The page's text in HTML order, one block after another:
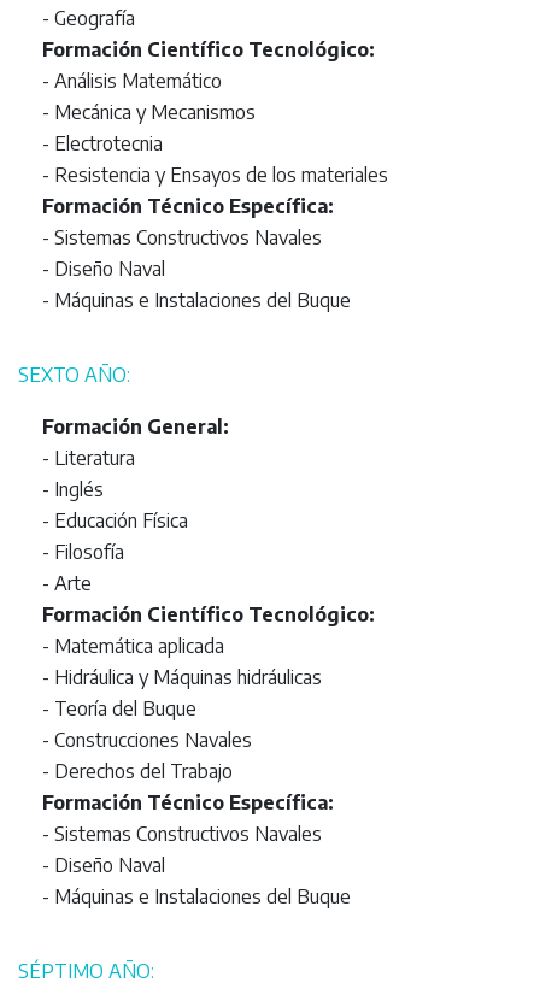
- Geografía
Formación Científico Tecnológico:
- Análisis Matemático
- Mecánica y Mecanismos
- Electrotecnia
- Resistencia y Ensayos de los materiales
Formación Técnico Específica:
- Sistemas Constructivos Navales
- Diseño Naval
- Máquinas e Instalaciones del Buque
SEXTO AÑO:
Formación General:
- Literatura
- Inglés
- Educación Física
- Filosofía
- Arte
Formación Científico Tecnológico:
- Matemática aplicada
- Hidráulica y Máquinas hidráulicas
- Teoría del Buque
- Construcciones Navales
- Derechos del Trabajo
Formación Técnico Específica:
- Sistemas Constructivos Navales
- Diseño Naval
- Máquinas e Instalaciones del Buque
SÉPTIMO AÑO: